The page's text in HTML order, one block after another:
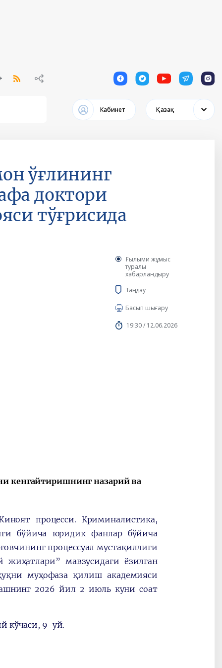
1 1 1 1 1
Кабинет Қазақ
ўғлининг
доктори
тўғрисида
Ғылыми жұмыс
туралы
хабарландыру
Таңдау
Басып шығару
19:30 / 12.06.2026
кенгайтиришнинг назарий ва
процесси. Криминалистика,
бўйича юридик фанлар бўйича
процессуал мустақиллиги
мавзусидаги ёзилган
муҳофаза қилиш академияси
2026 йил 2 июль куни соат
кўчаси, 9-уй.